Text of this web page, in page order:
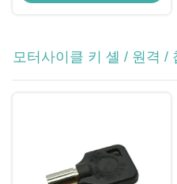
모터사이클 키 셸 / 원격 /